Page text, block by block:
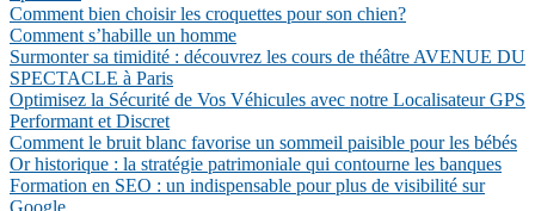
Comment bien choisir les croquettes pour son chien?
Comment s’habille un homme
Surmonter sa timidité : découvrez les cours de théâtre AVENUE DU
SPECTACLE à Paris
Optimisez la Sécurité de Vos Véhicules avec notre Localisateur GPS
Performant et Discret
Comment le bruit blanc favorise un sommeil paisible pour les bébés
Or historique : la stratégie patrimoniale qui contourne les banques
Formation en SEO : un indispensable pour plus de visibilité sur
Google